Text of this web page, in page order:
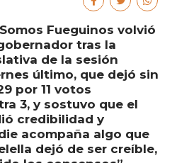
Fueguinos volvió
tras la
de la sesión
último, que dejó sin
por 11 votos
3, y sostuvo que el
credibilidad y
acompaña algo que
dejó de ser creíble,